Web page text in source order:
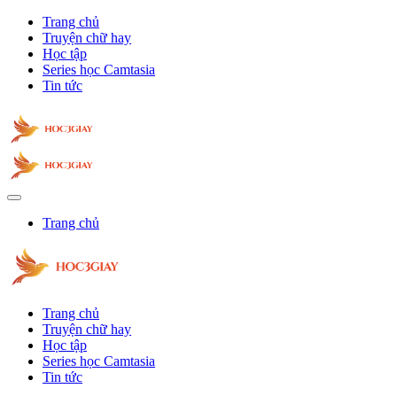
Trang chủ
Truyện chữ hay
Học tập
Series học Camtasia
Tin tức
Trang chủ
Trang chủ
Truyện chữ hay
Học tập
Series học Camtasia
Tin tức